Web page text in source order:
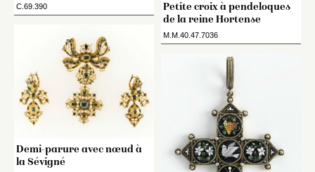
C.69.390
Demi-parure avec nœud à
la Sévigné
Petite croix à pendeloques
de la reine Hortense
M.M.40.47.7036